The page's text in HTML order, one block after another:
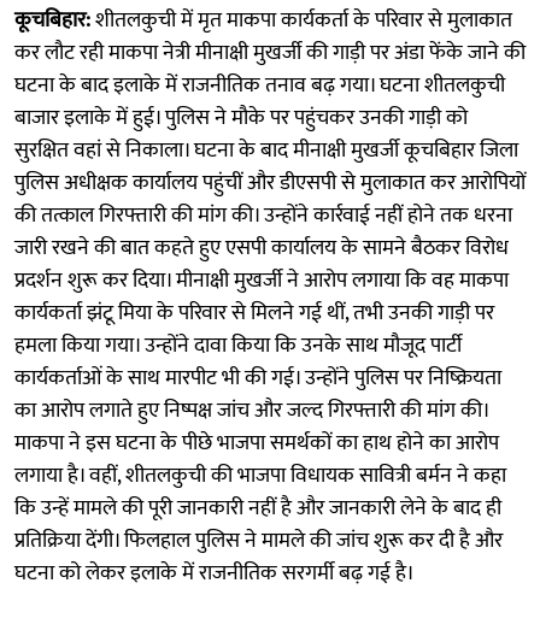
कूचबिहार:शीतलकुची में मृत माकपा कार्यकर्ता के परिवार से मुलाकात
कर लौट रही माकपा नेत्री मीनाक्षी मुखर्जी की गाड़ी पर अंडा फेंके जाने की
घटना के बाद इलाके में राजनीतिक तनाव बढ़ गया। घटना शीतलकुची
बाजार इलाके में हुई। पुलिस ने मौके पर पहुंचकर उनकी गाड़ी को
सुरक्षित वहां से निकाला। घटना के बाद मीनाक्षी मुखर्जी कूचबिहार जिला
पुलिस अधीक्षक कार्यालय पहुंचीं और डीएसपी से मुलाकात कर आरोपियों
की तत्काल गिरफ्तारी की मांग की। उन्होंने कार्रवाई नहीं होने तक धरना
जारी रखने की बात कहते हुए एसपी कार्यालय के सामने बैठकर विरोध
प्रदर्शन शुरू कर दिया। मीनाक्षी मुखर्जी ने आरोप लगाया कि वह माकपा
कार्यकर्ता झंटू मिया के परिवार से मिलने गई थीं, तभी उनकी गाड़ी पर
हमला किया गया। उन्होंने दावा किया कि उनके साथ मौजूद पार्टी
कार्यकर्ताओं के साथ मारपीट भी की गई। उन्होंने पुलिस पर निष्क्रियता
का आरोप लगाते हुए निष्पक्ष जांच और जल्द गिरफ्तारी की मांग की।
माकपा ने इस घटना के पीछे भाजपा समर्थकों का हाथ होने का आरोप
लगाया है। वहीं, शीतलकुची की भाजपा विधायक सावित्री बर्मन ने कहा
कि उन्हें मामले की पूरी जानकारी नहीं है और जानकारी लेने के बाद ही
प्रतिक्रिया देंगी। फिलहाल पुलिस ने मामले की जांच शुरू कर दी है और
घटना को लेकर इलाके में राजनीतिक सरगर्मी बढ़ गई है।